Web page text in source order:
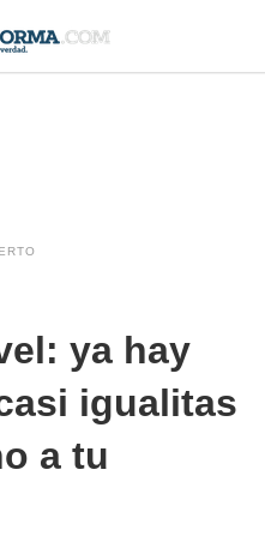
ya hay
igualitas
a tu